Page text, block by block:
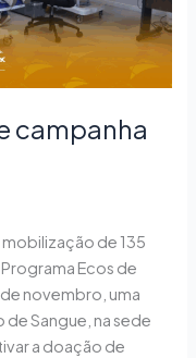
campanha
de 135
Ecos de
novembro, uma
Sangue, na sede
a doação de